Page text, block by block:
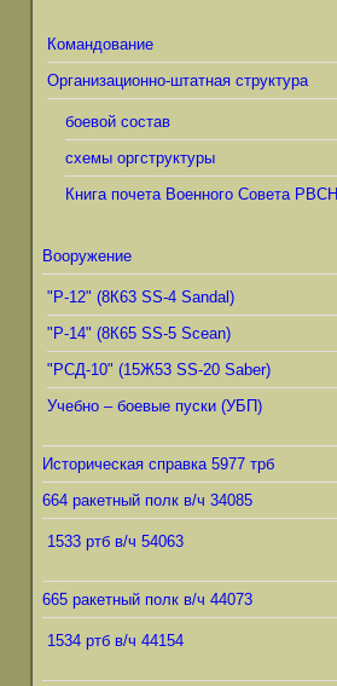
Командование
Организационно-штатная структура
боевой состав
схемы оргструктуры
Книга почета Военного Совета РВСН
Вооружение
"Р-12" (8К63 SS-4 Sandal)
"Р-14" (8К65 SS-5 Scean)
"РСД-10" (15Ж53 SS-20 Saber)
Учебно – боевые пуски (УБП)
Историческая справка 5977 трб
664 ракетный полк в/ч 34085
1533 ртб в/ч 54063
665 ракетный полк в/ч 44073
1534 ртб в/ч 44154